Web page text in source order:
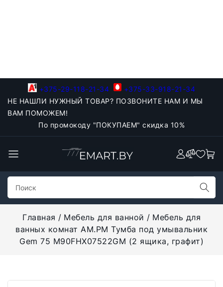
+375-29-118-21-34
+375-33-918-21-34
НЕ НАШЛИ НУЖНЫЙ ТОВАР? ПОЗВОНИТЕ НАМ И МЫ
ВАМ ПОМОЖЕМ!
По промокоду "ПОКУПАЕМ" скидка 10%
Главная Мебель для ванной
Мебель для
ванных комнат AM.PM Тумба под умывальник
Gem 75 M90FHX07522GM (2 ящика, графит)